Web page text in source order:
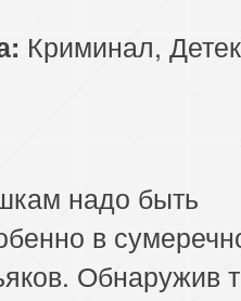
Криминал,
надо быть
в
Обнаружив